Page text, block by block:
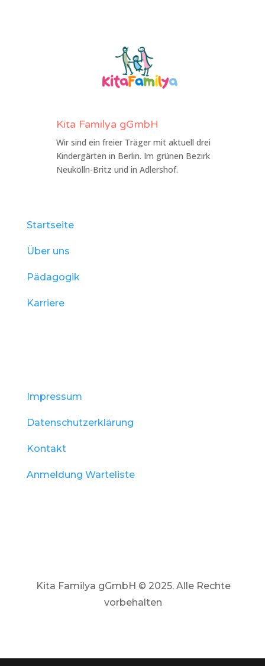
Kita Familya gGmbH
Wir sind ein freier Träger mit aktuell drei
Kindergärten in Berlin. Im grünen Bezirk
Neukölln-Britz und in Adlershof.
Startseite
Über uns
Pädagogik
Karriere
Impressum
Datenschutzerklärung
Kontakt
Anmeldung Warteliste
Kita Familya gGmbH © 2025. Alle Rechte
vorbehalten